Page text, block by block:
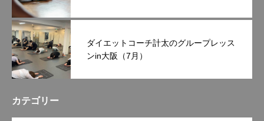
ダイエットコーチ計太のグループレッス
ンin大阪（7月）
カテゴリー